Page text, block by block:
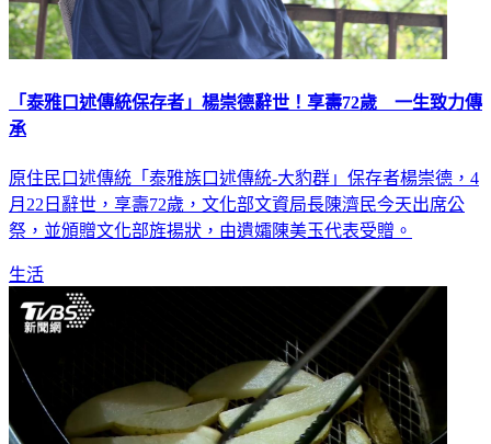
「泰雅口述傳統保存者」楊崇德辭世！享壽72歲 一生致力傳
承
原住民口述傳統「泰雅族口述傳統-大豹群」保存者楊崇德，4
月22日辭世，享壽72歲，文化部文資局長陳濟民今天出席公
祭，並頒贈文化部旌揚狀，由遺孀陳美玉代表受贈。
生活